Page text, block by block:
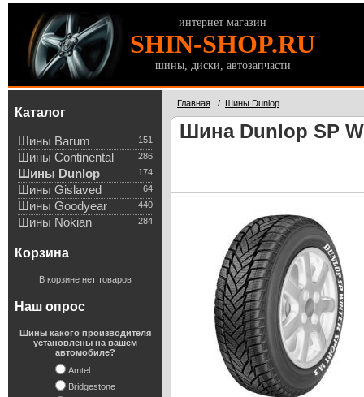
интернет магазин
SHIN-SHOP.RU
шины, диски, автозапчасти
Каталог
151
Шины Barum
286
Шины Continental
174
Шины Dunlop
64
Шины Gislaved
440
Шины Goodyear
284
Шины Nokian
Корзина
В корзине нет товаров
Наш опрос
Шины какого производителя
установлены на вашем
автомобиле?
Amtel
Bridgestone
Главная / Шины Dunlop
Шина Dunlop SP